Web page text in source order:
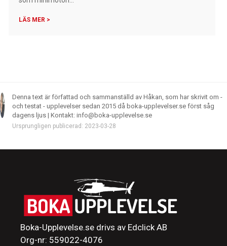
LÄS MER >
Denna text är författad och sammanställd av Håkan, som har skrivit om -
och testat - upplevelser sedan 2015 då boka-upplevelser.se först såg
dagens ljus | Kontakt: info@boka-upplevelse.se
Ursprungligen publicerad: 2023-03-28
Boka-Upplevelse.se drivs av Edclick AB
Org-nr: 559022-4076